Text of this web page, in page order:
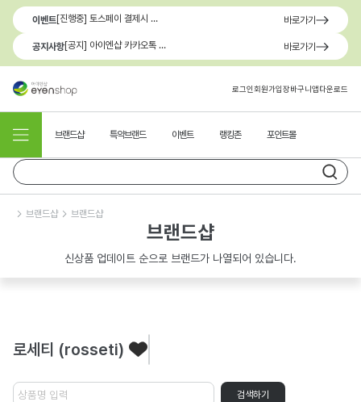
이벤트 [진행중] 토스페이 결제시 최대 1.3만원 혜택 바로가기
공지사항 [공지] 아이엔샵 카카오톡 1:1 문의 채널 이용 안내 바로가기
로그인회원가입장바구니앱다운로드
브랜드샵 특약브랜드 이벤트 랭킹존 포인트몰
브랜드샵 브랜드샵
브랜드샵
신상품 업데이트 순으로 브랜드가 나열되어 있습니다.
로세티 (rosseti)
검색하기